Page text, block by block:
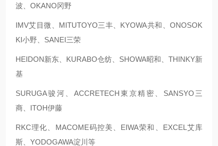
波、OKANO冈野
IMV艾目微、MITUTOYO三丰、KYOWA共和、ONOSOK
KI小野、SANEI三荣
HEIDON新东、KURABO仓纺、SHOWA昭和、THINKY新
基
SURUGA骏河、ACCRETECH東京精密、SANSYO三
商、ITOH伊藤
RKC理化、MACOME码控美、EIWA荣和、EXCEL艾库
斯、YODOGAWA淀川等